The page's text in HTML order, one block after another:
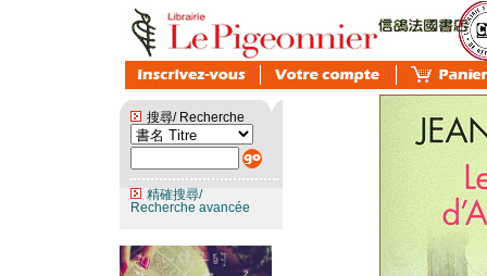
搜尋/ Recherche
精確搜尋/
Recherche avancée